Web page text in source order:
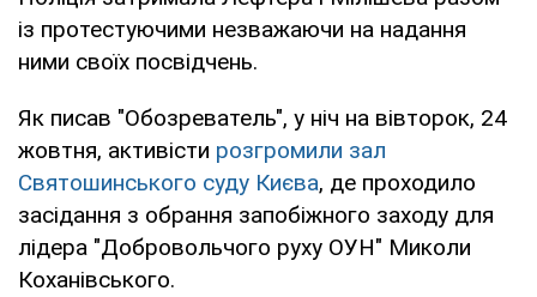
із протестуючими незважаючи на надання
ними своїх посвідчень.
Як писав "Обозреватель", у ніч на вівторок, 24
жовтня, активісти розгромили зал
Святошинського суду Києва, де проходило
засідання з обрання запобіжного заходу для
лідера "Добровольчого руху ОУН" Миколи
Коханівського.